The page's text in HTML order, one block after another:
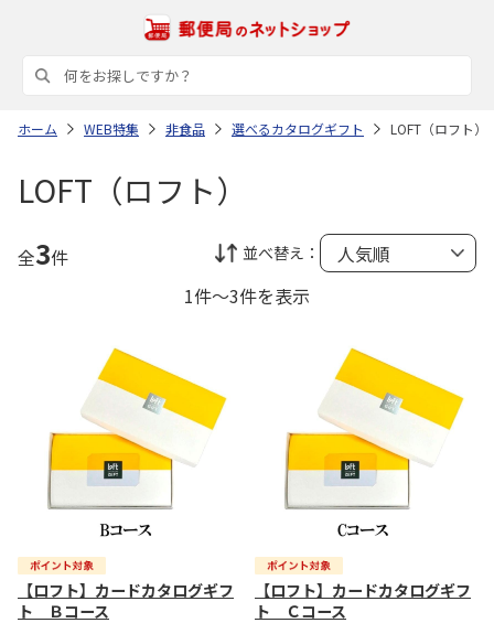
ホーム WEB特集 非食品 選べるカタログギフト LOFT（ロフト）
LOFT（ロフト）
全3件 並べ替え：
1件～3件を表示
【ロフト】カードカタログギフ
ト Ｂコース
【ロフト】カードカタログギフ
ト Ｃコース